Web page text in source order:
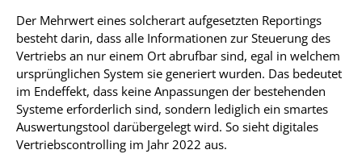
Der Mehrwert eines solcherart aufgesetzten Reportings
besteht darin, dass alle Informationen zur Steuerung des
Vertriebs an nur einem Ort abrufbar sind, egal in welchem
ursprünglichen System sie generiert wurden. Das bedeutet
im Endeffekt, dass keine Anpassungen der bestehenden
Systeme erforderlich sind, sondern lediglich ein smartes
Auswertungstool darübergelegt wird. So sieht digitales
Vertriebscontrolling im Jahr 2022 aus.